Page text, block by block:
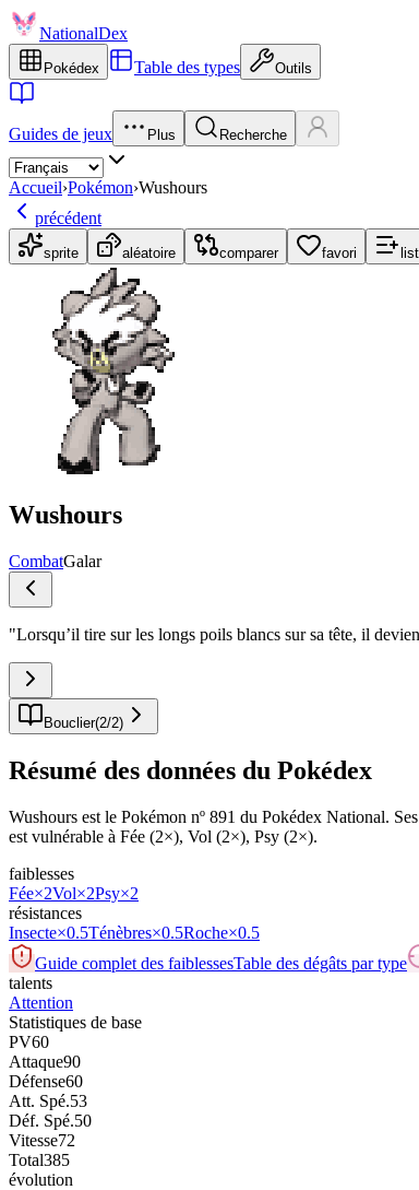
NationalDex
Pokédex Table des types Outils
Guides de jeux Plus Recherche
Accueil›Pokémon›Wushours
précédent
sprite aléatoire comparer favori
Wushours
CombatGalar
"Lorsqu’il tire sur les longs poils blancs sur sa tête, il
Bouclier(2/2)
Résumé des données du Pokédex
Wushours est le Pokémon nº 891 du Pokédex National.
est vulnérable à Fée (2×), Vol (2×), Psy (2×).
faiblesses
Fée×2Vol×2Psy×2
résistances
Insecte×0.5Ténèbres×0.5Roche×0.5
Guide complet des faiblessesTable des dégâts par type
talents
Attention
Statistiques de base
PV60
Attaque90
Défense60
Att. Spé.53
Déf. Spé.50
Vitesse72
Total385
évolution